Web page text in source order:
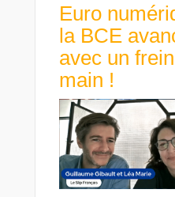
Euro
la BCE
avec un
main !